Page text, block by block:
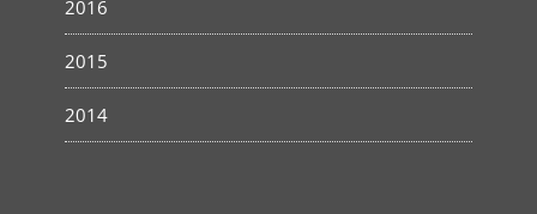
2016
2015
2014